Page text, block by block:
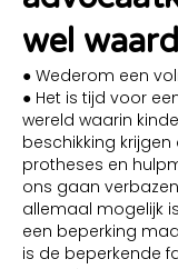
wel
● Wederom een
● Het is tijd voor
wereld waarin
beschikking
protheses en
ons gaan
allemaal mogelijk
een beperking
is de beperkende